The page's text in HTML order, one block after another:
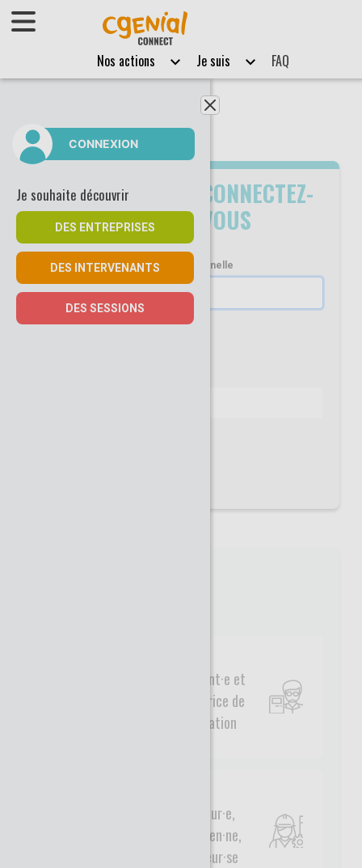
Afficher le menu
Nos actions Je suis FAQ
Fermer le menu
CONNEXION
Je souhaite découvrir
DES ENTREPRISES
DES INTERVENANTS
DES SESSIONS
DÉJÀ
INSCRIT ?
CONNECTEZ-
VOUS
Adresse email professionnelle
Se souvenir de moi
Enseignant·e et
acteur·trice de
l'orientation
Ingénieur·e,
technicien·ne,
chercheur·se